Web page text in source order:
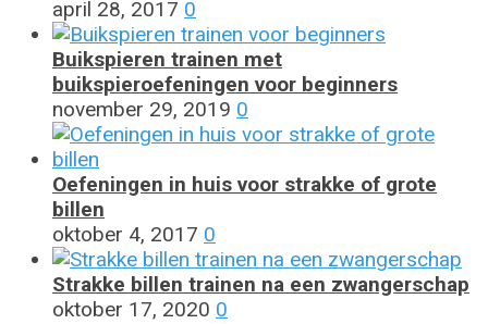
april 28, 2017 0
Buikspieren trainen met
buikspieroefeningen voor beginners
november 29, 2019 0
Oefeningen in huis voor strakke of grote
billen
oktober 4, 2017 0
Strakke billen trainen na een zwangerschap
oktober 17, 2020 0